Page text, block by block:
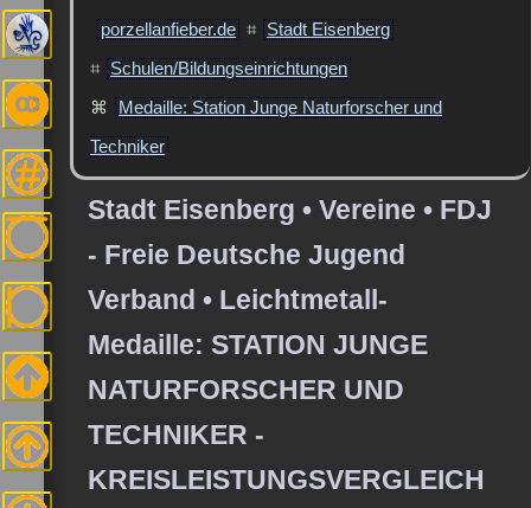
porzellanfieber.de ⌗ Stadt Eisenberg
⌗ Schulen/Bildungseinrichtungen
⌘ Medaille: Station Junge Naturforscher und
Techniker
Stadt Eisenberg • Vereine • FDJ
- Freie Deutsche Jugend
Verband • Leichtmetall-
Medaille: STATION JUNGE
NATURFORSCHER UND
TECHNIKER -
KREISLEISTUNGSVERGLEICH